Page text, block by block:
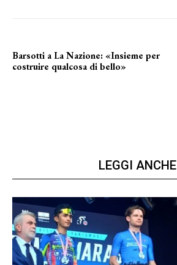
Barsotti a La Nazione: «Insieme per
costruire qualcosa di bello»
LEGGI ANCHE